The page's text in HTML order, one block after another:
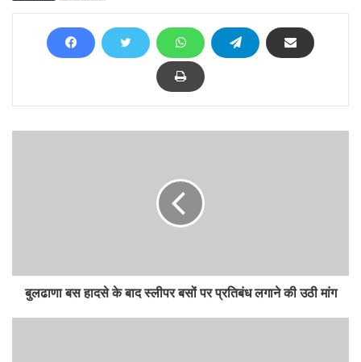
बुलढाणा बस हादसे के बाद स्लीपर बसों पर प्रतिबंध लगाने की उठी मांग